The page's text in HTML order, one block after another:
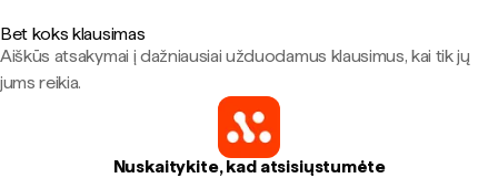
Bet koks klausimas
Aiškūs atsakymai į dažniausiai užduodamus klausimus, kai tik jų
jums reikia.
Nuskaitykite, kad atsisiųstumėte